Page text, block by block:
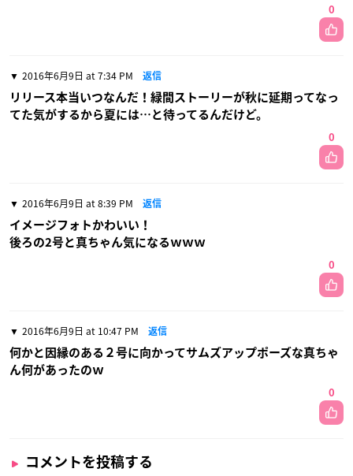
0
2016年6月9日 at 7:34 PM 返信
リリース本当いつなんだ！緑間ストーリーが秋に延期ってなっ
てた気がするから夏には…と待ってるんだけど。
0
2016年6月9日 at 8:39 PM 返信
イメージフォトかわいい！
後ろの2号と真ちゃん気になるｗｗｗ
0
2016年6月9日 at 10:47 PM 返信
何かと因縁のある２号に向かってサムズアップポーズな真ちゃ
ん何があったのｗ
0
コメントを投稿する